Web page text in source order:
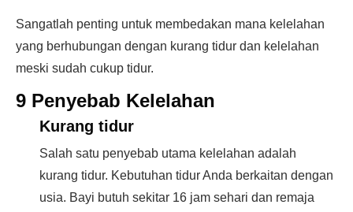
Sangatlah penting untuk membedakan mana kelelahan
yang berhubungan dengan kurang tidur dan kelelahan
meski sudah cukup tidur.
9 Penyebab Kelelahan
Kurang tidur
Salah satu penyebab utama kelelahan adalah
kurang tidur. Kebutuhan tidur Anda berkaitan dengan
usia. Bayi butuh sekitar 16 jam sehari dan remaja